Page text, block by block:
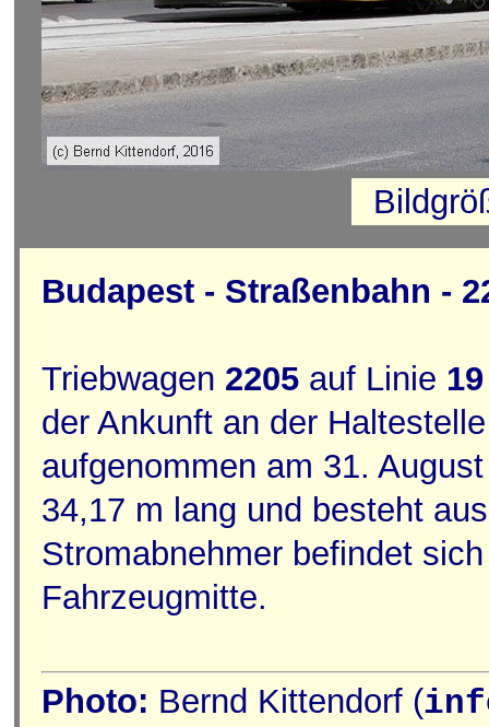
Budapest - Straßenbahn -
Triebwagen 2205 auf Linie 19
der Ankunft an der
aufgenommen am 31.
34,17 m lang und besteht
Stromabnehmer befindet
Fahrzeugmitte.
Photo: Bernd Kittendorf (